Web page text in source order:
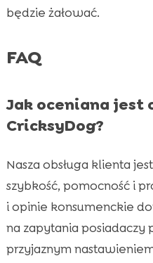
będzie żałować.
FAQ
Jak oceniana jest
CricksyDog?
Nasza obsługa klienta
szybkość, pomocność i
i opinie konsumenckie
na zapytania
przyjaznym